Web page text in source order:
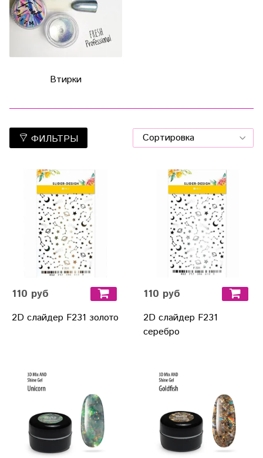
Втирки
ФИЛЬТРЫ
110 руб
2D слайдер F231 золото
110 руб
2D слайдер F231
серебро